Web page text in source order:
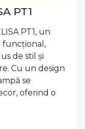
PT1
PT1, un
funcțional,
de stil și
Cu un design
se
oferind o